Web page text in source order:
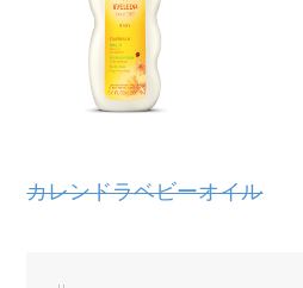
カレンドラベビーオイル